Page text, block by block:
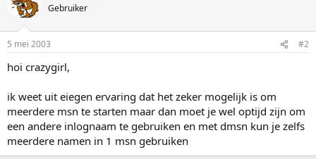
Gebruiker
5 mei 2003 #2
hoi crazygirl,
ik weet uit eiegen ervaring dat het zeker mogelijk is om
meerdere msn te starten maar dan moet je wel optijd zijn om
een andere inlognaam te gebruiken en met dmsn kun je zelfs
meerdere namen in 1 msn gebruiken